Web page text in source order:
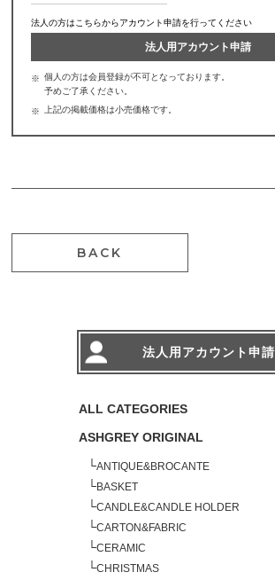
法人の方はこちらからアカウント申請を行ってください
法人用アカウント申請
個人の方は会員登録が不可となっております。
予めご了承ください。
上記の掲載価格は小売価格です。
BACK
法人用アカウント申請
ALL CATEGORIES
ASHGREY ORIGINAL
└ANTIQUE&BROCANTE
└BASKET
└CANDLE&CANDLE HOLDER
└CARTON&FABRIC
└CERAMIC
└CHRISTMAS